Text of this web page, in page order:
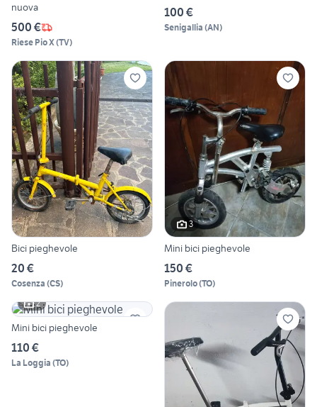
nuova
500 €
Riese Pio X(TV)
100 €
Senigallia (AN)
Bici pieghevole
20 €
Cosenza (CS)
3
Mini bici pieghevole
150 €
Pinerolo(TO)
2
Mini bici pieghevole
110 €
La Loggia (TO)